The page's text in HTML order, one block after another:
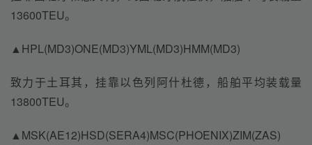
13600TEU。
▲HPL(MD3)ONE(MD3)YML(MD3)HMM(MD3)
致力于土耳其，挂靠以色列阿什杜德，船舶平均装载量
13800TEU。
▲MSK(AE12)HSD(SERA4)MSC(PHOENIX)ZIM(ZAS)